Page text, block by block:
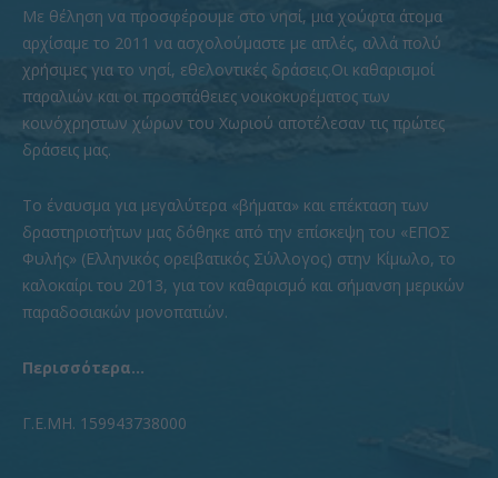
Με θέληση να προσφέρουμε στο νησί, μια χούφτα άτομα
αρχίσαμε το 2011 να ασχολούμαστε με απλές, αλλά πολύ
χρήσιμες για το νησί, εθελοντικές δράσεις.Οι καθαρισμοί
παραλιών και οι προσπάθειες νοικοκυρέματος των
κοινόχρηστων χώρων του Χωριού αποτέλεσαν τις πρώτες
δράσεις μας.
To έναυσμα για μεγαλύτερα «βήματα» και επέκταση των
δραστηριοτήτων μας δόθηκε από την επίσκεψη του «ΕΠΟΣ
Φυλής» (Ελληνικός ορειβατικός Σύλλογος) στην Κίμωλο, το
καλοκαίρι του 2013, για τον καθαρισμό και σήμανση μερικών
παραδοσιακών μονοπατιών.
Περισσότερα...
Γ.Ε.ΜΗ. 159943738000